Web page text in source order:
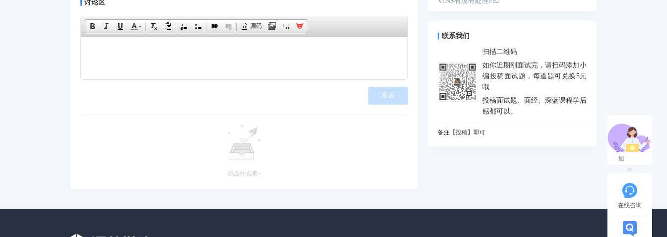
讨论区
源码
发表
说点什么吧~
预积分中的bias如何处理
IMU测量方程是什么？噪声模型是什么？
动态场景对定位和建图分别有什么影响
如何判断是否出现激光退化情况，为什么会出
现？如何解决？
在vio做FEJ主要是为了防止哪个自由度由不可观
什么是NDT配准
初始化过程对相机运动的要求
联系我们
扫描二维码
如你近期刚面试完，请扫码添加小
编投稿面试题，每道题可兑换5元
哦
投稿面试题、面经、深蓝课程学后
感都可以。
备注【投稿】即可
在线咨询